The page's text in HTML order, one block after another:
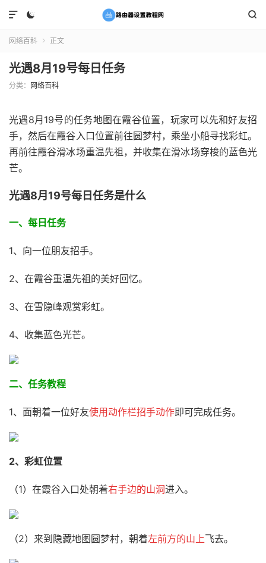
 

网络百科  正文
光遇8月19号每日任务
分类： 网络百科
光遇8月19号的任务地图在霞谷位置，玩家可以先和好友招
手，然后在霞谷入口位置前往圆梦村，乘坐小船寻找彩虹。
再前往霞谷滑冰场重温先祖，并收集在滑冰场穿梭的蓝色光
芒。
光遇8月19号每日任务是什么
一、每日任务
1、向一位朋友招手。
2、在霞谷重温先祖的美好回忆。
3、在雪隐峰观赏彩虹。
4、收集蓝色光芒。
二、任务教程
1、面朝着一位好友使用动作栏招手动作即可完成任务。
2、彩虹位置
（1）在霞谷入口处朝着右手边的山洞进入。
（2）来到隐藏地图圆梦村，朝着左前方的山上飞去。